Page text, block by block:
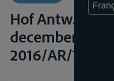
Hof Antw.,
december
2016/AR/71 en